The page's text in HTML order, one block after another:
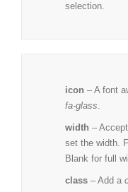
selection.
icon – Afont
fa-glass
width –
set the width.
Blank for full
class – Add a